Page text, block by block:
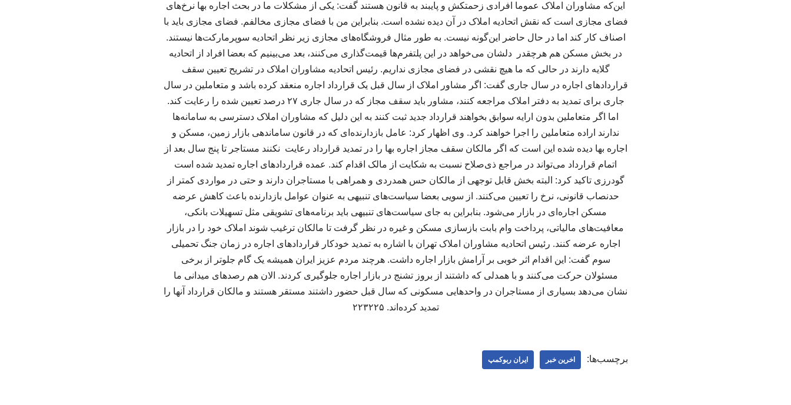
این‌که مشاوران املاک عموما افرادی زحمتکش و پایبند به قانون هستند گفت: یکی از مشکلات ما در بحث اجاره بها نرخ‌های
فضای مجازی است که نقش اتحادیه املاک در آن دیده نشده است. بنابراین من با فضای مجازی مخالفم. فضای مجازی باید با
اصناف کار کند اما در حال حاضر این‌گونه نیست. به طور مثال فروشگاه‌های مجازی زیر نظر اتحادیه سوپرمارکت‌ها نیستند.
در بخش مسکن هم هرچقدر دلشان می‌خواهد در این پلتفرم‌ها قیمت‌گذاری می‌کنند، بعد می‌بینیم که بعضا افراد از اتحادیه
گلایه دارند در حالی که ما هیچ نقشی در فضای مجازی نداریم. رئیس اتحادیه مشاوران املاک در تشریح تعیین سقف
قراردادهای اجاره در سال جاری گفت: اگر مشاور املاک از سال قبل یک قرارداد اجاره منعقد کرده باشد و متعاملین در سال
جاری برای تمدید به دفتر املاک مراجعه کنند، مشاور باید سقف مجاز که در سال جاری ۲۷ درصد تعیین شده را رعایت کند.
اما اگر متعاملین بدون ارایه سوابق بخواهند قرارداد جدید ثبت کنند به این دلیل که مشاوران املاک دسترسی به سامانه‌ها
ندارند اراده متعاملین را اجرا خواهند کرد. وی اظهار کرد: عامل بازدارنده‌ای که در قانون ساماندهی بازار زمین، مسکن و
اجاره بها دیده شده این است که اگر مالکان سقف مجاز اجاره بها را در تمدید قرارداد رعایت نکنند مستاجر تا پنج سال بعد از
اتمام قرارداد می‌تواند در مراجع ذی‌صلاح نسبت به شکایت از مالک اقدام کند. عمده قراردادهای اجاره تمدید شده است
گودرزی تاکید کرد: البته بخش قابل توجهی از مالکان حس همدردی و همراهی با مستاجران دارند و حتی در مواردی کمتر از
حدنصاب قانونی، نرخ را تعیین می‌کنند. از سویی بعضا سیاست‌های تنبیهی به عنوان عوامل بازدارنده باعث کاهش عرضه
مسکن اجاره‌ای در بازار می‌شود. بنابراین به جای سیاست‌های تنبیهی باید برنامه‌های تشویقی مثل تسهیلات بانکی،
معافیت‌های مالیاتی، پرداخت وام بابت بازسازی مسکن و غیره در نظر گرفت تا مالکان ترغیب شوند املاک خود را در بازار
اجاره عرضه کنند. رئیس اتحادیه مشاوران املاک تهران با اشاره به تمدید خودکار قراردادهای اجاره در زمان جنگ تحمیلی
سوم گفت: این اقدام اثر خوبی بر آرامش بازار اجاره داشت. هرچند مردم عزیز ایران همیشه یک گام جلوتر از برخی
مسئولان حرکت می‌کنند و با همدلی که داشتند از بروز تشنج در بازار اجاره جلوگیری کردند. الان هم رصدهای میدانی ما
نشان می‌دهد بسیاری از مستاجران در واحدهایی مسکونی که سال قبل حضور داشتند مستقر هستند و مالکان قرارداد آنها را
تمدید کرده‌اند. ۲۲۳۲۲۵
برچسب‌ها: اخرین خبر ایران ربوکمپ